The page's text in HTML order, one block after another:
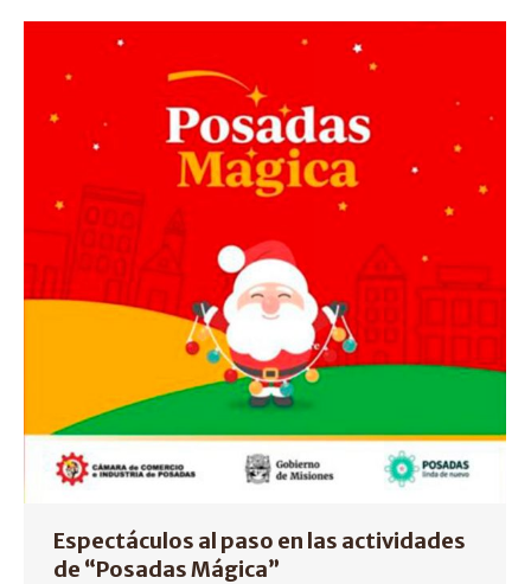
Espectáculos al paso en las actividades
de “Posadas Mágica”